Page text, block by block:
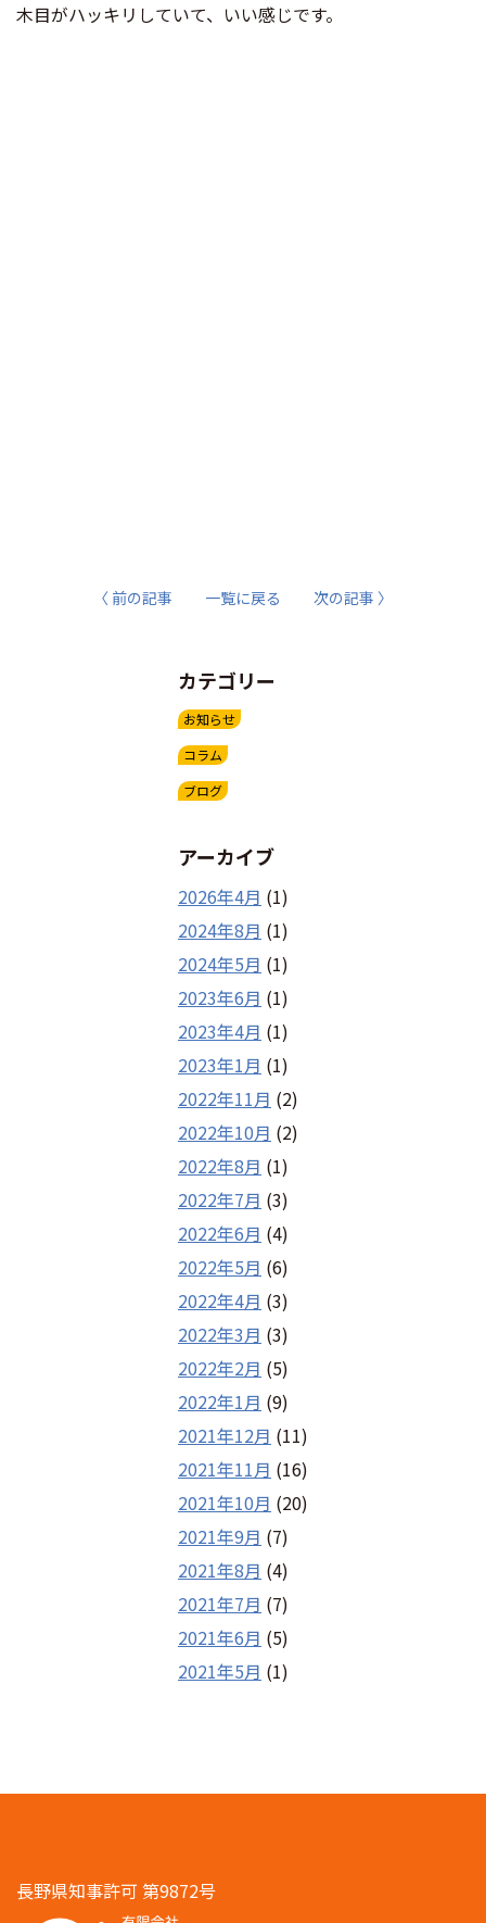
木目がハッキリしていて、いい感じです。
〈 前の記事 一覧に戻る 次の記事 〉
カテゴリー
お知らせ
コラム
ブログ
アーカイブ
2026年4月 (1)
2024年8月 (1)
2024年5月 (1)
2023年6月 (1)
2023年4月 (1)
2023年1月 (1)
2022年11月 (2)
2022年10月 (2)
2022年8月 (1)
2022年7月 (3)
2022年6月 (4)
2022年5月 (6)
2022年4月 (3)
2022年3月 (3)
2022年2月 (5)
2022年1月 (9)
2021年12月 (11)
2021年11月 (16)
2021年10月 (20)
2021年9月 (7)
2021年8月 (4)
2021年7月 (7)
2021年6月 (5)
2021年5月 (1)
長野県知事許可 第9872号